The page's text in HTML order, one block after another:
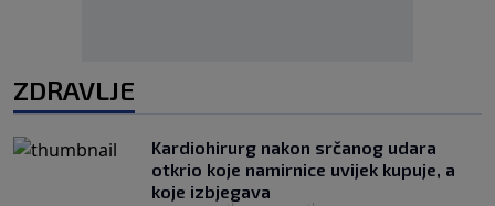
ZDRAVLJE
Kardiohirurg nakon srčanog udara
otkrio koje namirnice uvijek kupuje, a
koje izbjegava